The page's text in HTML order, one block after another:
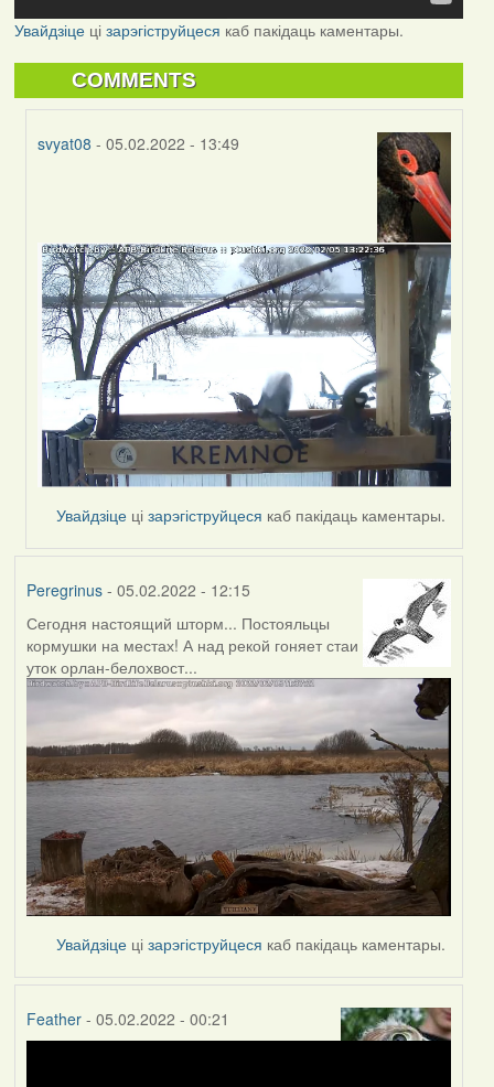
Увайдзіцеці зарэгіструйцеся каб пакідаць каментары.
COMMENTS
svyat08 - 05.02.2022 - 13:49
by
svyat08
Увайдзіце цізарэгіструйцеся каб пакідаць каментары.
Peregrinus- 05.02.2022 - 12:15
Сегодня настоящий шторм... Постояльцы
кормушки на местах! А над рекой гоняет стаи
уток орлан-белохвост...
Увайдзіце цізарэгіструйцеся каб пакідаць каментары.
Feather- 05.02.2022 - 00:21